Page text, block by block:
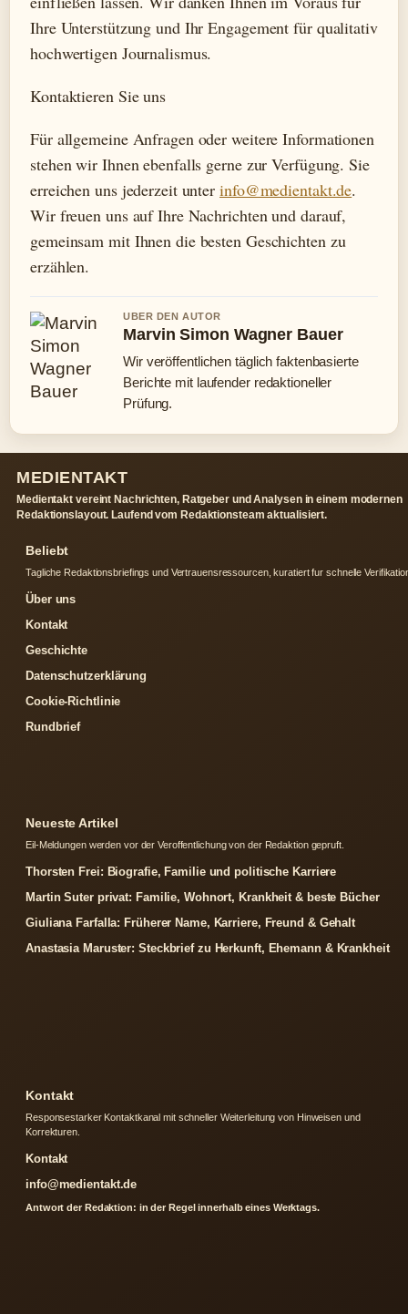
Ihre Unterstützung und Ihr Engagement für qualitativ
hochwertigen Journalismus.
Kontaktieren Sie uns
Für allgemeine Anfragen oder weitere Informationen
stehen wir Ihnen ebenfalls gerne zur Verfügung. Sie
erreichen uns jederzeit unter info@medientakt.de.
Wir freuen uns auf Ihre Nachrichten und darauf,
gemeinsam mit Ihnen die besten Geschichten zu
erzählen.
UBER DEN AUTOR
Marvin Simon Wagner Bauer
Wir veröffentlichen täglich faktenbasierte
Berichte mit laufender redaktioneller
Prüfung.
MEDIENTAKT
Medientakt vereint Nachrichten, Ratgeber und Analysen in einem modernen
Redaktionslayout. Laufend vom Redaktionsteam aktualisiert.
Beliebt
Tagliche Redaktionsbriefings und Vertrauensressourcen, kuratiert fur schnelle
Über uns
Kontakt
Geschichte
Datenschutzerklärung
Cookie-Richtlinie
Rundbrief
Neueste Artikel
Eil-Meldungen werden vor der Veroffentlichung von der Redaktion gepruft.
Thorsten Frei: Biografie, Familie und politische Karriere
Martin Suter privat: Familie, Wohnort, Krankheit & beste Bücher
Giuliana Farfalla: Früherer Name, Karriere, Freund & Gehalt
Anastasia Maruster: Steckbrief zu Herkunft, Ehemann & Krankheit
Kontakt
Responsestarker Kontaktkanal mit schneller Weiterleitung von Hinweisen und
Korrekturen.
Kontakt
info@medientakt.de
Antwort der Redaktion: in der Regel innerhalb eines Werktags.